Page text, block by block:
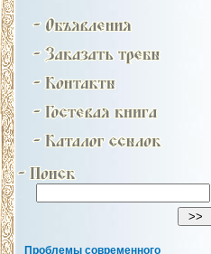
Проблемы современного